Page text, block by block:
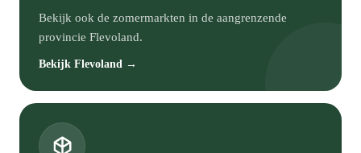
Bekijk ook de zomermarkten in de aangrenzende
provincie Flevoland.
Bekijk Flevoland →